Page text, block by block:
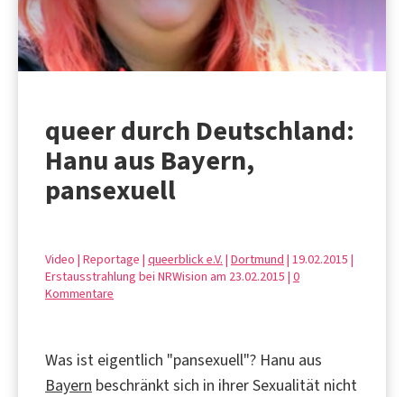
queer durch Deutschland:
Hanu aus Bayern,
pansexuell
Video | Reportage | queerblick e.V. | Dortmund | 19.02.2015 |
Erstausstrahlung bei NRWision am 23.02.2015 | 0
Kommentare
Was ist eigentlich "pansexuell"? Hanu aus
Bayern beschränkt sich in ihrer Sexualität nicht